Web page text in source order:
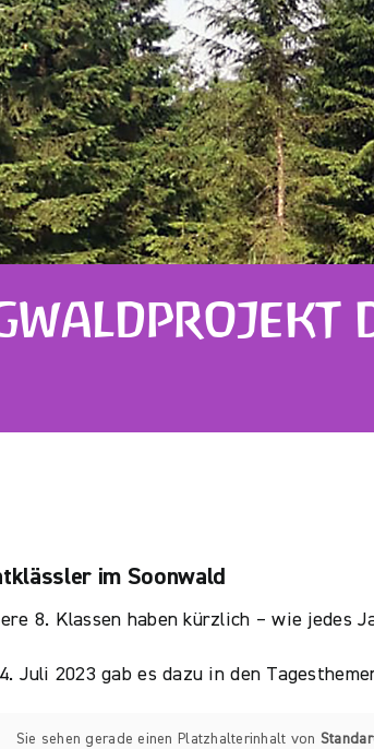
im Soonwald
8. Klassen haben kürzlich – wie jedes
Juli 2023 gab es dazu in den
Sie sehen gerade einen Platzhalterinhalt von